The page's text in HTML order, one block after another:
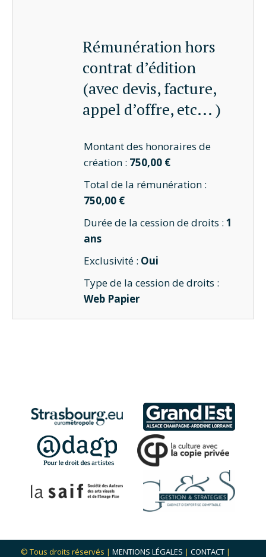
Rémunération hors
contrat d’édition
(avec devis, facture,
appel d’offre, etc... )
Montant des honoraires de
création : 750,00 €
Total de la rémunération :
750,00 €
Durée de la cession de droits :1
ans
Exclusivité : Oui
Type de la cession de droits :
Web Papier
© Tous droits réservés | MENTIONS LÉGALES | CONTACT |